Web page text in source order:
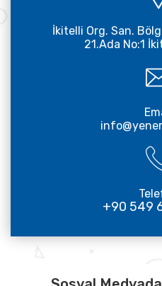
İkitelli Org. San.
21.Ada No:1
+90 549